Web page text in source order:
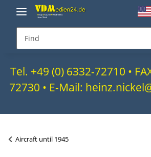
Tel. +49 (0) 6332-72710 •
72730 • E-Mail:
Aircraft until 1945